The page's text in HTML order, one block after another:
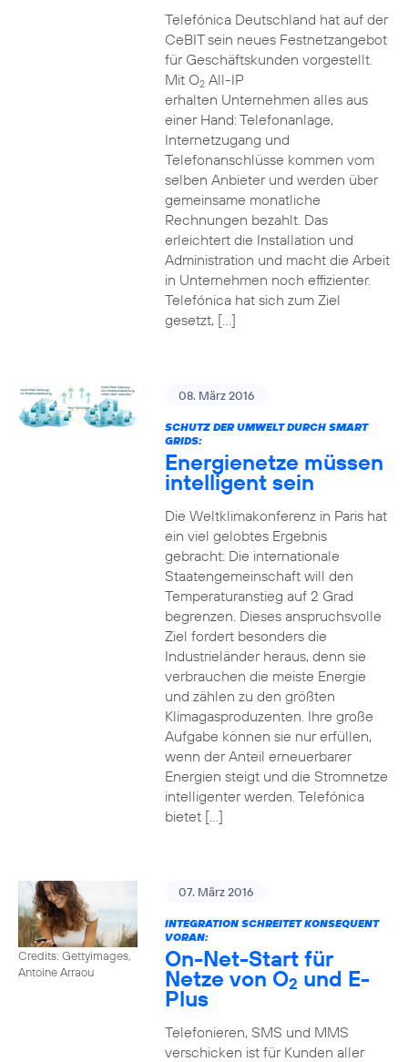
Telefónica Deutschland hat auf der
CeBIT sein neues Festnetzangebot
für Geschäftskunden vorgestellt.
Mit O2All-IP
erhalten Unternehmen alles aus
einer Hand: Telefonanlage,
Internetzugang und
Telefonanschlüsse kommen vom
selben Anbieter und werden über
gemeinsame monatliche
Rechnungen bezahlt. Das
erleichtert die Installation und
Administration und macht die Arbeit
in Unternehmen noch effizienter.
Telefónica hat sich zum Ziel
gesetzt, […]
08. März 2016
SCHUTZ DER UMWELT DURCH SMART
GRIDS:
Energienetze müssen
intelligent sein
Die Weltklimakonferenz in Paris hat
ein viel gelobtes Ergebnis
gebracht: Die internationale
Staatengemeinschaft will den
Temperaturanstieg auf 2 Grad
begrenzen. Dieses anspruchsvolle
Ziel fordert besonders die
Industrieländer heraus, denn sie
verbrauchen die meiste Energie
und zählen zu den größten
Klimagasproduzenten. Ihre große
Aufgabe können sie nur erfüllen,
wenn der Anteil erneuerbarer
Energien steigt und die Stromnetze
intelligenter werden. Telefónica
bietet […]
Credits: Gettyimages,
Antoine Arraou
07. März 2016
INTEGRATION SCHREITET KONSEQUENT
VORAN:
On-Net-Start für
Netze von O2 und E-
Plus
Telefonieren, SMS und MMS
verschicken ist für Kunden aller